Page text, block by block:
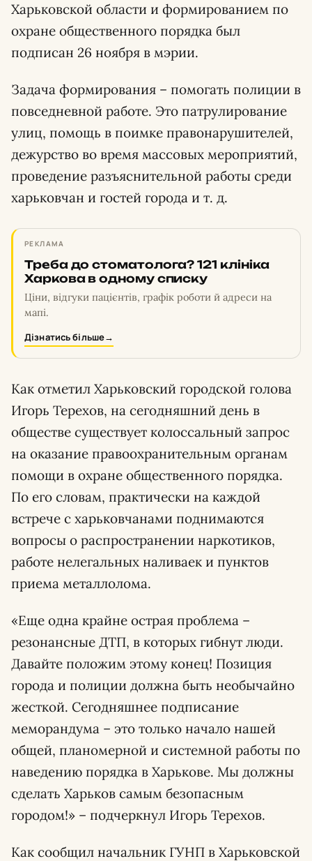
Харьковской области и формированием по
охране общественного порядка был
подписан 26 ноября в мэрии.
Задача формирования – помогать полиции в
повседневной работе. Это патрулирование
улиц, помощь в поимке правонарушителей,
дежурство во время массовых мероприятий,
проведение разъяснительной работы среди
харьковчан и гостей города и т. д.
РЕКЛАМА
Треба до стоматолога? 121 клініка
Харкова в одному списку
Ціни, відгуки пацієнтів, графік роботи й адреси на
мапі.
Дізнатись більше→
Как отметил Харьковский городской голова
Игорь Терехов, на сегодняшний день в
обществе существует колоссальный запрос
на оказание правоохранительным органам
помощи в охране общественного порядка.
По его словам, практически на каждой
встрече с харьковчанами поднимаются
вопросы о распространении наркотиков,
работе нелегальных наливаек и пунктов
приема металлолома.
«Еще одна крайне острая проблема –
резонансные ДТП, в которых гибнут люди.
Давайте положим этому конец! Позиция
города и полиции должна быть необычайно
жесткой. Сегодняшнее подписание
меморандума – это только начало нашей
общей, планомерной и системной работы по
наведению порядка в Харькове. Мы должны
сделать Харьков самым безопасным
городом!» – подчеркнул Игорь Терехов.
Как сообщил начальник ГУНП в Харьковской